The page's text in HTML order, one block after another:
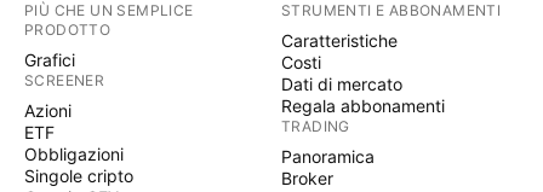
PIÙ CHE UN SEMPLICE
PRODOTTO
Grafici
SCREENER
Azioni
ETF
Obbligazioni
Singole cripto
STRUMENTI E ABBONAMENTI
Caratteristiche
Costi
Dati di mercato
Regala abbonamenti
TRADING
Panoramica
Broker